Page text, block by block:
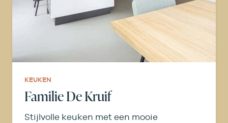
KEUKEN
Familie De Kruif
Stijlvolle keuken met een mooie